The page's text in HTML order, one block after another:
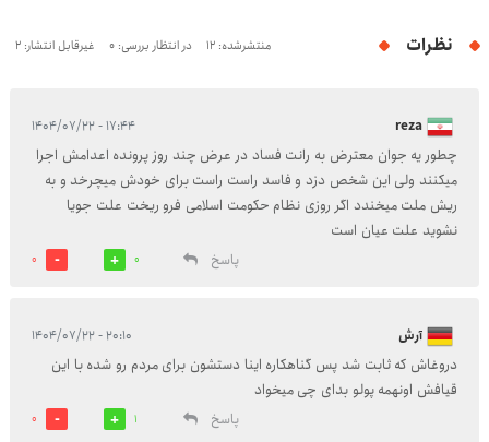
نظرات منتشرشده: 12 در انتظار بررسی: 0 غیرقابل انتشار: 2
reza ۱۷:۴۴ - ۱۴۰۴/۰۷/۲۲
چطور یه جوان معترض به رانت فساد در عرض چند روز پرونده اعدامش اجرا
میکنند ولی این شخص دزد و فاسد راست راست برای خودش میچرخد و به
ریش ملت میخندد اگر روزی نظام حکومت اسلامی فرو ریخت علت جویا
نشوید علت عیان است
پاسخ
0
0
آرش ۲۰:۱۰ - ۱۴۰۴/۰۷/۲۲
دروغاش که ثابت شد پس گناهکاره اینا دستشون برای مردم رو شده با این
قیافش اونهمه پولو بدای چی میخواد
پاسخ
1
0